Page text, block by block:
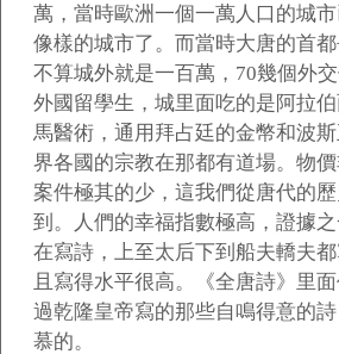
萬，當時歐洲一個一萬人口的城
像樣的城市了。而當時大唐的首
不算城外就是一百萬，70幾個外
外國留學生，城里面吃的是阿拉
馬醫術，通用拜占廷的金幣和波
界各國的宗教在那都有道場。物
案件極其的少，這我們從唐代的
到。人們的幸福指數極高，證據
在寫詩，上至太后下到船夫轎夫
且寫得水平很高。《全唐詩》里
過乾隆皇帝寫的那些自鳴得意的
慕的。